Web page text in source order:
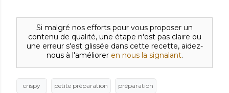
Si malgré nos efforts pour vous proposer un
contenu de qualité, une étape n'est pas claire ou
une erreur s'est glissée dans cette recette, aidez-
nous à l'améliorer en nous la signalant.
crispy petite préparation préparation